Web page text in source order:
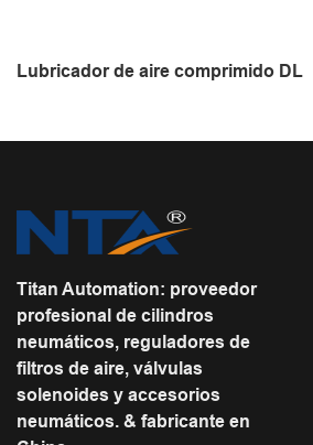
Lubricador de aire comprimido DL
Titan Automation: proveedor
profesional de cilindros
neumáticos, reguladores de
filtros de aire, válvulas
solenoides y accesorios
neumáticos. & fabricante en